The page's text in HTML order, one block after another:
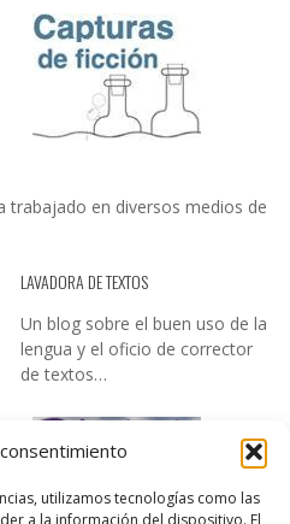
utilizamos tecnologías como las
a la información del dispositivo. El
trabajado en diversos medios de
LAVADORA DE TEXTOS
Un blog sobre el buen uso de la
lengua y el oficio de corrector
de textos…